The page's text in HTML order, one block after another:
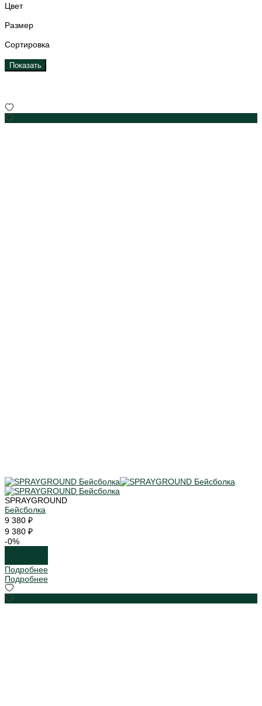
Цвет
Размер
Сортировка
Показать
SPRAYGROUND
Бейсболка
9 380 ₽
9 380 ₽
-0%
Подробнее
Подробнее